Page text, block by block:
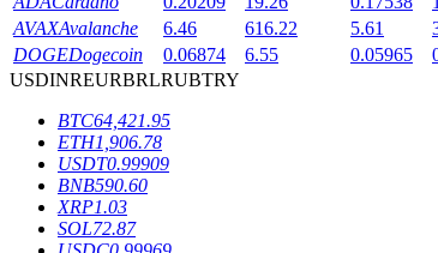
Staking
Alta rentabilidad y acceso instantáneo
AVAXAvalanche 6.46 616.22 5.61
DOGEDogecoin 0.06874 6.55 0.05965
USDINREURBRLRUBTRY
BTC64,421.95
ETH1,906.78
USDT0.99909
BNB590.60
XRP1.03
SOL72.87